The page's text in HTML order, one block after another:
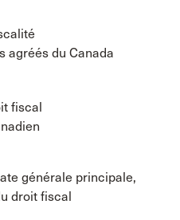
agréés du Canada
fiscal
générale principale,
droit fiscal